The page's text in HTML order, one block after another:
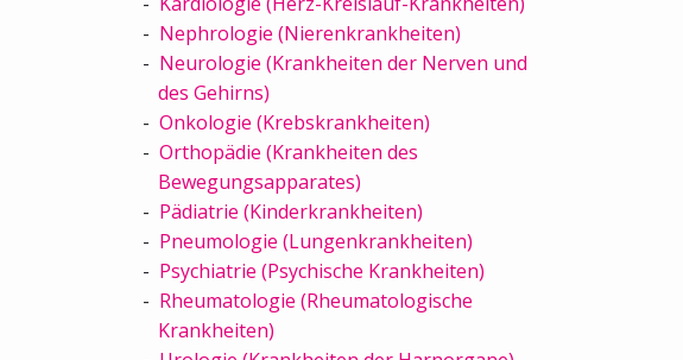
Nephrologie (Nierenkrankheiten)
Neurologie (Krankheiten der Nerven und
des Gehirns)
Onkologie (Krebskrankheiten)
Orthopädie (Krankheiten des
Bewegungsapparates)
Pädiatrie (Kinderkrankheiten)
Pneumologie (Lungenkrankheiten)
Psychiatrie (Psychische Krankheiten)
Rheumatologie (Rheumatologische
Krankheiten)